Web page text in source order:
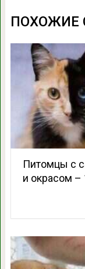
ПОХОЖИЕ
Питомцы с
и окрасом –